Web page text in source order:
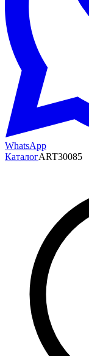
WhatsApp
КаталогART30085